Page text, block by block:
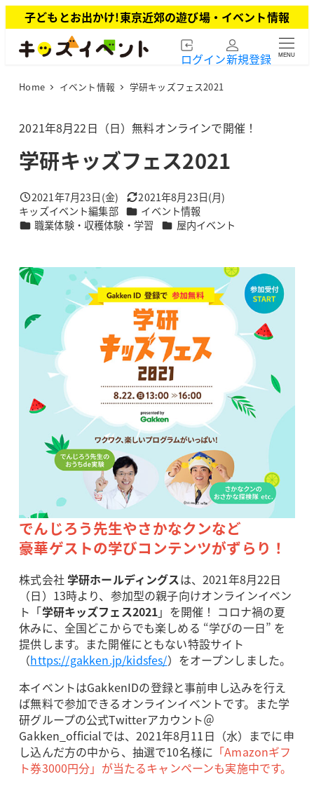
イ
子どもとお出かけ!東京近郊の遊び場・イベント情報
ログイン新規登録 MENU
Home イベント情報 学研キッズフェス2021
2021年8月22日（日）無料オンラインで開催！
学研キッズフェス2021
投稿日
2021年7月23日(金) 更新日
2021年8月23日(月)
著
者
キッズイベント編集部 カテゴリー
イベント情報
カテゴリー
職業体験・収穫体験・学習 カテゴリー
屋内イベント
でんじろう先生やさかなクンなど
豪華ゲストの学びコンテンツがずらり！
株式会社 学研ホールディングスは、2021年8月22日
（日）13時より、参加型の親子向けオンラインイベン
ト「学研キッズフェス2021」を開催！ コロナ禍の夏
休みに、全国どこからでも楽しめる “学びの一日” を
提供します。また開催にともない特設サイト
（https://gakken.jp/kidsfes/）をオープンしました。
本イベントはGakkenIDの登録と事前申し込みを行え
ば無料で参加できるオンラインイベントです。また学
研グループの公式Twitterアカウント＠
Gakken_officialでは、2021年8月11日（水）までに申
し込んだ方の中から、抽選で10名様に 「Amazonギフ
ト券3000円分」が当たるキャンペーンも実施中です。